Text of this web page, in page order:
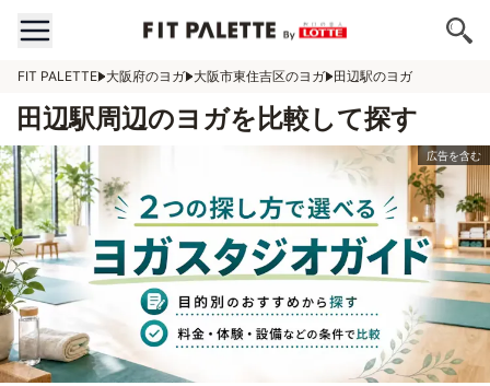
FIT PALETTE 大阪府のヨガ 大阪市東住吉区のヨガ 田辺駅のヨガ
田辺駅周辺のヨガを比較して探す